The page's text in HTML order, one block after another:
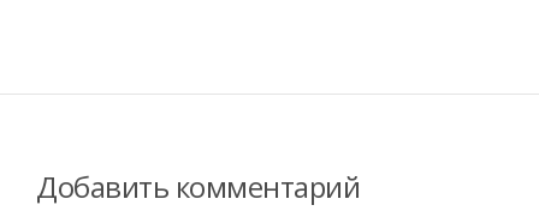
Добавить комментарий